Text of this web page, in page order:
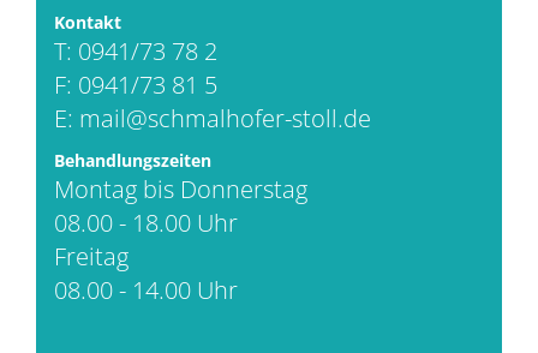
Kontakt
T: 0941/73 78 2
F: 0941/73 81 5
E: mail@schmalhofer-stoll.de
Behandlungszeiten
Montag bis Donnerstag
08.00 - 18.00 Uhr
Freitag
08.00 - 14.00 Uhr